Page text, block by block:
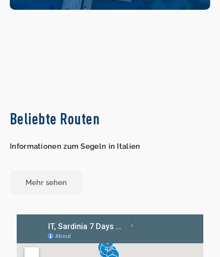
Beliebte Routen
Informationen zum Segeln in Italien
Mehr sehen